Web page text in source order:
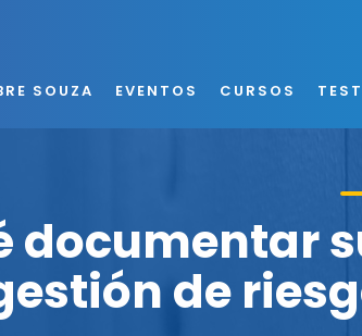
documentar
de
SOUZA EVENTOS CURSOS